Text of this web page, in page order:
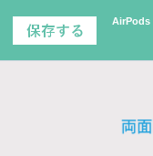
AirPods